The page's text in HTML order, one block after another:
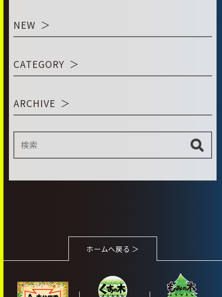
NEW
CATEGORY
ARCHIVE
ホームへ戻る ＞